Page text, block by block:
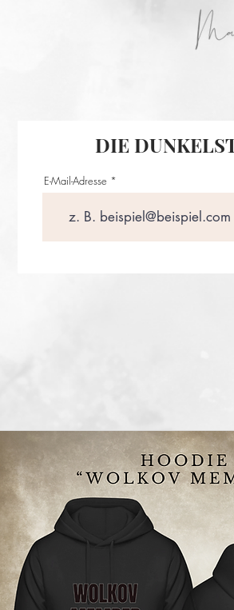
DIE
E-Mail-Adresse